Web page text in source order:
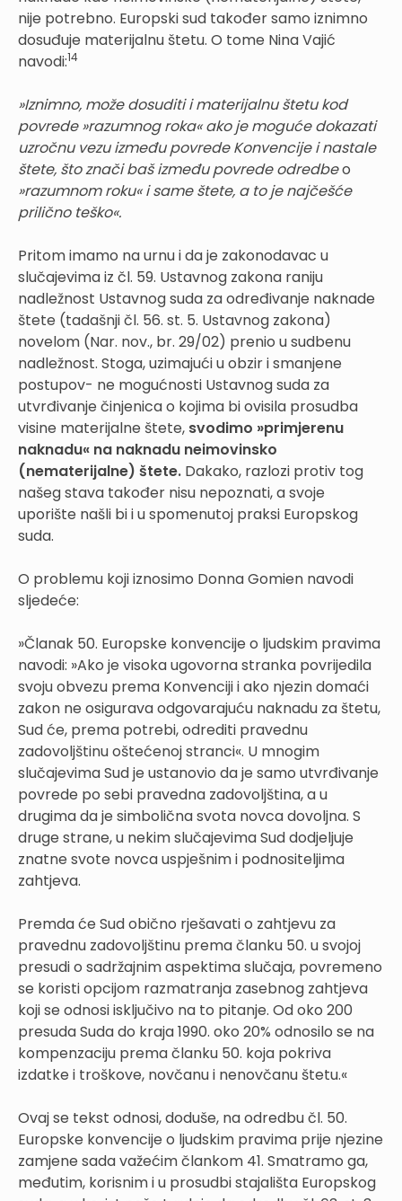
nije potrebno. Europski sud također samo iznimno
dosuđuje materijalnu štetu. O tome Nina Vajić
navodi:14
»Iznimno, može dosuditi i materijalnu štetu kod
povrede »razumnog roka« ako je moguće dokazati
uzročnu vezu između povrede Konvencije i nastale
štete, što znači baš između povrede odredbeo
»razumnom roku« i same štete, a to je najčešće
prilično teško«.
Pritom imamo na urnu i da je zakonodavac u
slučajevima iz čl. 59. Ustavnog zakona raniju
nadležnost Ustavnog suda za određivanje naknade
štete (tadašnji čl. 56. st. 5. Ustavnog zakona)
novelom (Nar. nov., br. 29/02) prenio u sudbenu
nadležnost. Stoga, uzimajući u obzir i smanjene
postupov- ne mogućnosti Ustavnog suda za
utvrđivanje činjenica o kojima bi ovisila prosudba
visine materijalne štete, svodimo »primjerenu
naknadu« na naknadu neimovinsko
(nematerijalne) štete. Dakako, razlozi protiv tog
našeg stava također nisu nepoznati, a svoje
uporište našli bi i u spomenutoj praksi Europskog
suda.
O problemu koji iznosimo Donna Gomien navodi
sljedeće:
»Članak 50. Europske konvencije o ljudskim pravima
navodi: »Ako je visoka ugovorna stranka povrijedila
svoju obvezu prema Konvenciji i ako njezin domaći
zakon ne osigurava odgovarajuću naknadu za štetu,
Sud će, prema potrebi, odrediti pravednu
zadovoljštinu oštećenoj stranci«. U mnogim
slučajevima Sud je ustanovio da je samo utvrđivanje
povrede po sebi pravedna zadovoljština, a u
drugima da je simbolična svota novca dovoljna. S
druge strane, u nekim slučajevima Sud dodjeljuje
znatne svote novca uspješnim i podnositeljima
zahtjeva.
Premda će Sud obično rješavati o zahtjevu za
pravednu zadovoljštinu prema članku 50. u svojoj
presudi o sadržajnim aspektima slučaja, povremeno
se koristi opcijom razmatranja zasebnog zahtjeva
koji se odnosi isključivo na to pitanje. Od oko 200
presuda Suda do kraja 1990. oko 20% odnosilo se na
kompenzaciju prema članku 50. koja pokriva
izdatke i troškove, novčanu i nenovčanu štetu.«
Ovaj se tekst odnosi, doduše, na odredbu čl. 50.
Europske konvencije o ljudskim pravima prije njezine
zamjene sada važećim člankom 41. Smatramo ga,
međutim, korisnim i u prosudbi stajališta Europskog